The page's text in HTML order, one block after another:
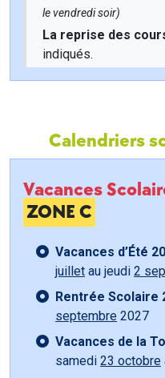
le vendredi soir)
La reprise des
indiqués.
Calendriers
Vacances
ZONE C
Vacances d’Été
juillet au jeudi 2
Rentrée Scolaire
septembre 2027
Vacances de la
samedi 23 octobre